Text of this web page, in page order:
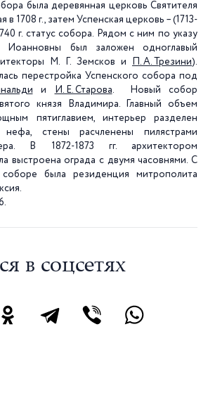
была деревянная церковь Святителя
в 1708 г., затем Успенская церковь – (1713-
г. статус собора. Рядом с ним по указу
Иоанновны был заложен одноглавый
М. Г. Земсков и
П. А. Трезини).
перестройка Успенского собора под
и И. Е. Старова. Новый собор
князя Владимира. Главный объем
пятиглавием, интерьер разделен
стены расчленены пилястрами
В 1872-1873 гг. архитектором
выстроена ограда с двумя часовнями. С
была резиденция митрополита
в соцсетях